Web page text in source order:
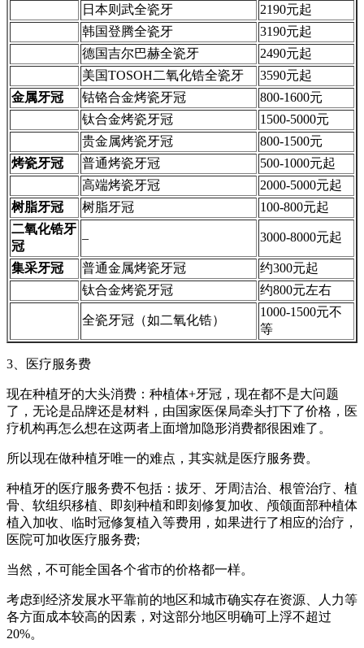
日本则武全瓷牙
2190元起
韩国登腾全瓷牙
3190元起
德国吉尔巴赫全瓷牙
2490元起
美国TOSOH二氧化锆全瓷牙
3590元起
金属牙冠
钴铬合金烤瓷牙冠
800-1600元
钛合金烤瓷牙冠
1500-5000元
贵金属烤瓷牙冠
800-1500元
烤瓷牙冠
普通烤瓷牙冠
500-1000元起
高端烤瓷牙冠
2000-5000元起
树脂牙冠
树脂牙冠
100-800元起
二氧化锆牙
冠
– 3000-8000元起
集采牙冠 普通金属烤瓷牙冠
约300元起
钛合金烤瓷牙冠
约800元左右
全瓷牙冠（如二氧化锆）
1000-1500元不
等
3、医疗服务费
现在种植牙的大头消费：种植体+牙冠，现在都不是大问题
了，无论是品牌还是材料，由国家医保局牵头打下了价格，医
疗机构再怎么想在这两者上面增加隐形消费都很困难了。
所以现在做种植牙唯一的难点，其实就是医疗服务费。
种植牙的医疗服务费不包括：拔牙、牙周洁治、根管治疗、植
骨、软组织移植、即刻种植和即刻修复加收、颅颌面部种植体
植入加收、临时冠修复植入等费用，如果进行了相应的治疗，
医院可加收医疗服务费;
当然，不可能全国各个省市的价格都一样。
考虑到经济发展水平靠前的地区和城市确实存在资源、人力等
各方面成本较高的因素，对这部分地区明确可上浮不超过
20%。